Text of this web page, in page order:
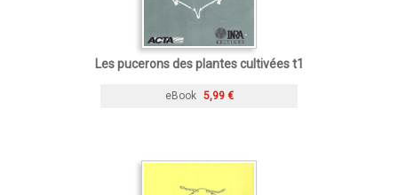
Les pucerons des plantes cultivées t1
eBook 5,99 €